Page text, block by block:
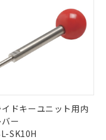
イドキーユニット用内
ー
SK10H
上で当社にご
ついて、当社
、当社の製
様との取
用すること
の「1.共同利
いる法人を
ド
ードするこ
含有証明書
準）
有を証明す
を証明する